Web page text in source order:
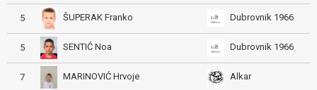
5 ŠUPERAK Franko Dubrovnik 1966
5 SENTIĆ Noa Dubrovnik 1966
7 MARINOVIĆ Hrvoje Alkar